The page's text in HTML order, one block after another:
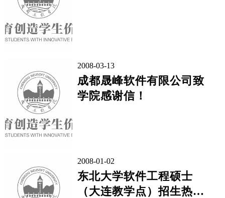
2008-03-13
成都晟峰软件有限公司致
学院感谢信！
2008-01-02
东北大学软件工程硕士
（大连教学点）招生热烈